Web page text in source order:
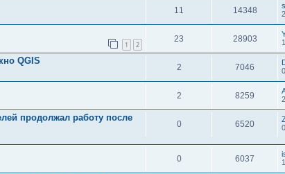
11 14348
1 2
23 28903
QGIS
2 7046
2 8259
продолжал работу после
0 6520
0 6037